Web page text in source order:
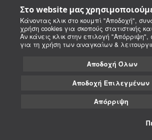
Στο website μας
Κάνοντας κλικ στο κουμπί "Αποδοχή",
χρήση cookies για σκοπούς στατιστικής
Αν κάνεις κλικ στην επιλογή "Απόρριψη",
για τη χρήση των αναγκαίων &
Αποδοχή Όλων
Αποδοχή Επιλεγμένων
Απόρριψη